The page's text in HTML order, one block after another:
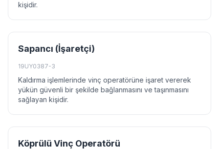
kişidir.
Sapancı (İşaretçi)
19UY0387-3
Kaldırma işlemlerinde vinç operatörüne işaret vererek
yükün güvenli bir şekilde bağlanmasını ve taşınmasını
sağlayan kişidir.
Köprülü Vinç Operatörü